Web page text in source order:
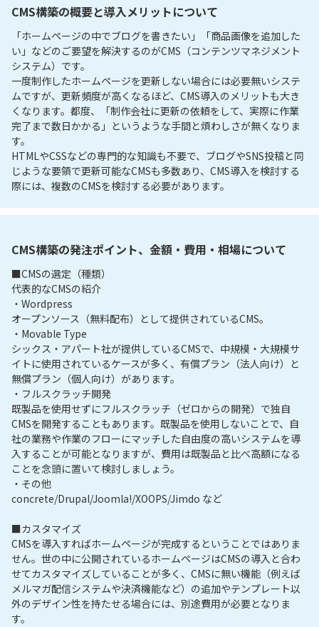
CMS構築の概要と導入メリットについて
「ホームページの中でブログを書きたい」「商品画像を追加した
い」などのご要望を解決するのがCMS（コンテンツマネジメント
システム）です。
一度制作したホームページを更新しない場合には必要無いシステ
ムですが、更新頻度が高くなるほど、CMS導入のメリットも大き
くなります。都度、「制作会社に更新の依頼をして、実際に作業
完了まで数日かかる」というような手間と煩わしさが無くなりま
す。
HTMLやCSSなどの専門的な知識も不要で、ブログやSNS投稿と同
じような要領で更新可能なCMSも多数あり、CMS導入を検討する
際には、複数のCMSを検討する必要があります。
CMS構築の発注ポイント、金額・費用・相場について
■CMSの選定（種類）
代表的なCMSの紹介
・Wordpress
オープンソース（無料配布）として提供されているCMS。
・Movable Type
シックス・アパート社が提供しているCMSで、中規模・大規模サ
イトに使用されているケースが多く、有償プラン（法人向け）と
無償プラン（個人向け）があります。
・フルスクラッチ開発
既製品を使用せずにフルスクラッチ（ゼロからの開発）で独自
CMSを開発することもあります。既製品を使用しないことで、自
社の業務や作業のフローにマッチした自由度の高いシステムを導
入することが可能となりますが、費用は既製品と比べ高額になる
ことを念頭に置いて検討しましょう。
・その他
concrete/Drupal/Joomla!/XOOPS/Jimdo など
■カスタマイズ
CMSを導入すればホームページが完成するということではありま
せん。世の中に公開されているホームページはCMSの導入と合わ
せてカスタマイズしていることが多く、CMSに無い機能（例えば
メルマガ配信システムや決済機能など）の追加やテンプレート以
外のデザイン性を持たせる場合には、別途費用が必要となりま
す。